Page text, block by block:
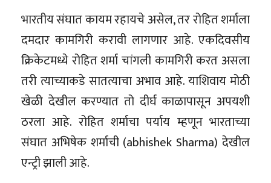
भारतीय संघात कायम रहायचे असेल, तर रोहित शर्माला
दमदार कामगिरी करावी लागणार आहे. एकदिवसीय
क्रिकेटमध्ये रोहित शर्मा चांगली कामगिरी करत असला
तरी त्याच्याकडे सातत्याचा अभाव आहे. याशिवाय मोठी
खेळी देखील करण्यात तो दीर्घ काळापासून अपयशी
ठरला आहे. रोहित शर्माचा पर्याय म्हणून भारताच्या
संघात अभिषेक शर्माची (abhishek Sharma) देखील
एन्ट्री झाली आहे.